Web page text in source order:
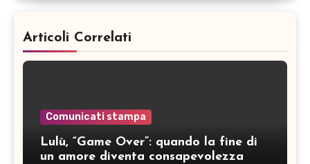
Articoli Correlati
Comunicati stampa
Lulù, “Game Over”: quando la fine di
un amore diventa consapevolezza